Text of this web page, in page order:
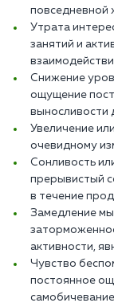
повседневной
Утрата
занятий и
Снижение
ощущение
выносливости
Увеличение
очевидному
Сонливость
прерывистый
в течение
Замедление
активности,
Чувство
постоянное
самобичевание.